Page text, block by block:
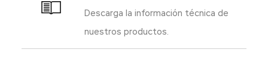
Descarga la información técnica de
nuestros productos.